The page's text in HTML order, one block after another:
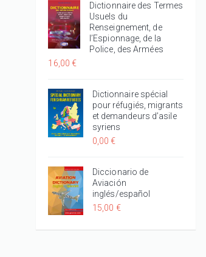
Dictionnaire des Termes
Usuels du
Renseignement, de
l’Espionnage, de la
Police, des Armées
16,00 €
Dictionnaire spécial
pour réfugiés, migrants
et demandeurs d’asile
syriens
0,00 €
Diccionario de
Aviación
inglés/español
15,00 €